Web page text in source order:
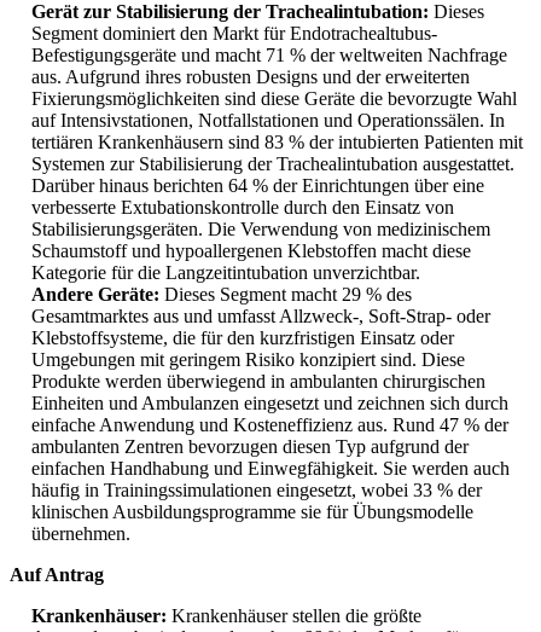
Gerät zur Stabilisierung der Trachealintubation: Dieses
Segment dominiert den Markt für Endotrachealtubus-
Befestigungsgeräte und macht 71 % der weltweiten Nachfrage
aus. Aufgrund ihres robusten Designs und der erweiterten
Fixierungsmöglichkeiten sind diese Geräte die bevorzugte Wahl
auf Intensivstationen, Notfallstationen und Operationssälen. In
tertiären Krankenhäusern sind 83 % der intubierten Patienten mit
Systemen zur Stabilisierung der Trachealintubation ausgestattet.
Darüber hinaus berichten 64 % der Einrichtungen über eine
verbesserte Extubationskontrolle durch den Einsatz von
Stabilisierungsgeräten. Die Verwendung von medizinischem
Schaumstoff und hypoallergenen Klebstoffen macht diese
Kategorie für die Langzeitintubation unverzichtbar.
Andere Geräte: Dieses Segment macht 29 % des
Gesamtmarktes aus und umfasst Allzweck-, Soft-Strap- oder
Klebstoffsysteme, die für den kurzfristigen Einsatz oder
Umgebungen mit geringem Risiko konzipiert sind. Diese
Produkte werden überwiegend in ambulanten chirurgischen
Einheiten und Ambulanzen eingesetzt und zeichnen sich durch
einfache Anwendung und Kosteneffizienz aus. Rund 47 % der
ambulanten Zentren bevorzugen diesen Typ aufgrund der
einfachen Handhabung und Einwegfähigkeit. Sie werden auch
häufig in Trainingssimulationen eingesetzt, wobei 33 % der
klinischen Ausbildungsprogramme sie für Übungsmodelle
übernehmen.
Auf Antrag
Krankenhäuser: Krankenhäuser stellen die größte